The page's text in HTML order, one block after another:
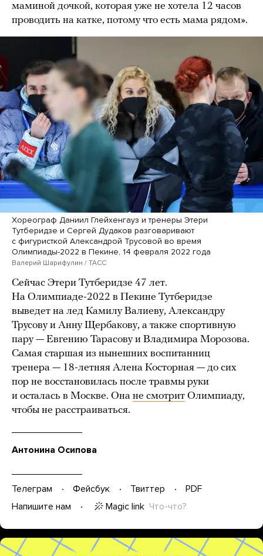
маминой дочкой, которая уже не хотела 12 часов
проводить на катке, потому что есть мама рядом».
Хореограф Даниил Глейхенгауз и тренеры Этери
Тутберидзе и Сергей Дудаков разговаривают
с фигуристкой Александрой Трусовой во время
Олимпиады-2022 в Пекине, 14 февраля 2022 года
Валерий Шарифулин / ТАСС
Сейчас Этери Тутберидзе 47 лет.
На Олимпиаде-2022 в Пекине Тутберидзе
выведет на лед Камилу Валиеву, Александру
Трусову и Анну Щербакову, а также спортивную
пару — Евгению Тарасову и Владимира Морозова.
Самая старшая из нынешних воспитанниц
тренера — 18-летняя Алена Косторная — до сих
пор не восстановилась после травмы руки
и осталась в Москве. Она не смотрит Олимпиаду,
чтобы не расстраиваться.
Антонина Осипова
Телеграм Фейсбук Твиттер
PDF
Напишите нам
Magic link Что-что?